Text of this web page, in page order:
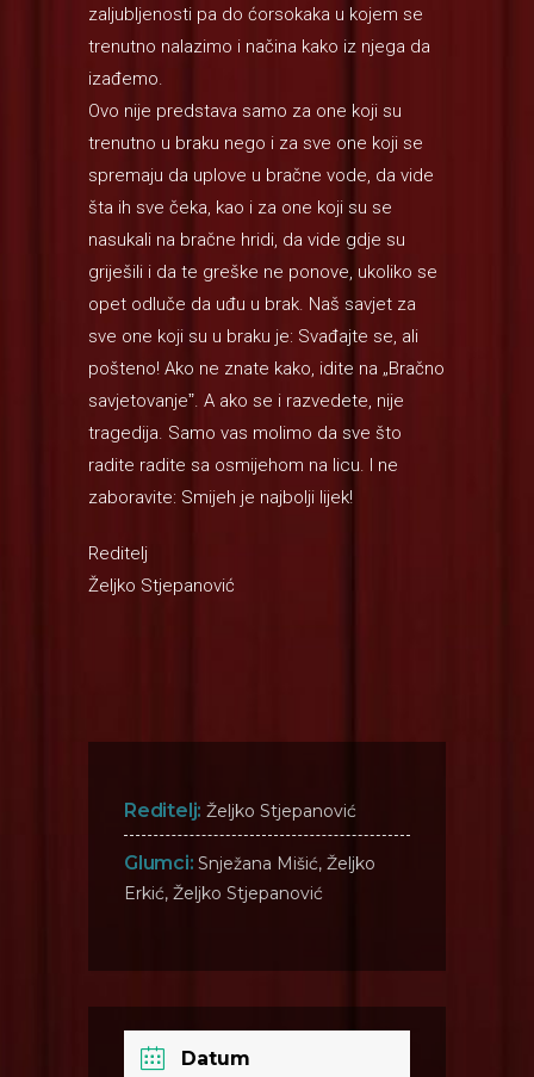
zaljubljenosti pa do ćorsokaka u kojem se
trenutno nalazimo i načina kako iz njega da
izađemo.
Ovo nije predstava samo za one koji su
trenutno u braku nego i za sve one koji se
spremaju da uplove u bračne vode, da vide
šta ih sve čeka, kao i za one koji su se
nasukali na bračne hridi, da vide gdje su
griješili i da te greške ne ponove, ukoliko se
opet odluče da uđu u brak. Naš savjet za
sve one koji su u braku je: Svađajte se, ali
pošteno! Ako ne znate kako, idite na „Bračno
savjetovanjeˮ. A ako se i razvedete, nije
tragedija. Samo vas molimo da sve što
radite radite sa osmijehom na licu. I ne
zaboravite: Smijeh je najbolji lijek!
Reditelj
Željko Stjepanović
Reditelj: Željko Stjepanović
Glumci:Snježana Mišić, Željko
Erkić, Željko Stjepanović
Datum